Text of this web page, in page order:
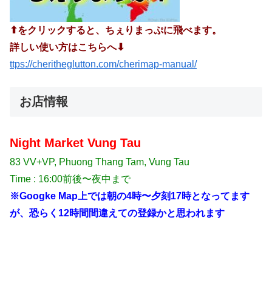
⬆︎をクリックすると、ちぇりまっぷに飛べます。
詳しい使い方はこちらへ⬇︎
ttps://cheritheglutton.com/cherimap-manual/
お店情報
Night Market Vung Tau
83 VV+VP, Phuong Thang Tam, Vung Tau
Time : 16:00前後〜夜中まで
※Googke Map上では朝の4時〜夕刻17時となってます
が、恐らく12時間間違えての登録かと思われます